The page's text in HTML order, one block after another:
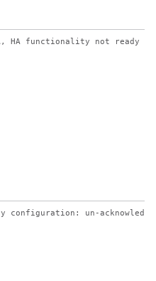
HA functionality not ready
configuration: un-